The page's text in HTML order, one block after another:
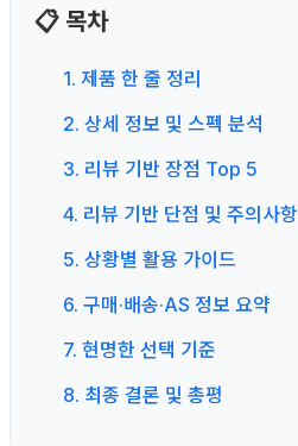
📋 목차
1. 제품 한 줄 정리
2. 상세 정보 및 스펙 분석
3. 리뷰 기반 장점 Top 5
4. 리뷰 기반 단점 및 주의사항
5. 상황별 활용 가이드
6. 구매·배송·AS 정보 요약
7. 현명한 선택 기준
8. 최종 결론 및 총평